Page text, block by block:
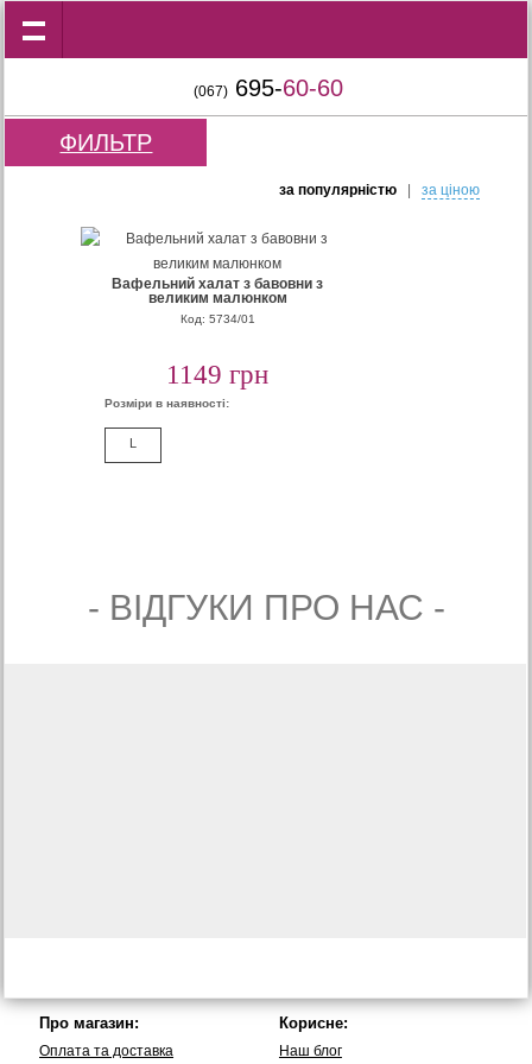
(067) 695-60-60
ФИЛЬТР
за популярнiстю| за цiною
Вафельний халат з бавовни з
великим малюнком
Код: 5734/01
1149 грн
Розміри в наявності:
L
- ВIДГУКИ ПРО НАС -
Про магазин:
Оплата та доставка
Корисне:
Наш блог